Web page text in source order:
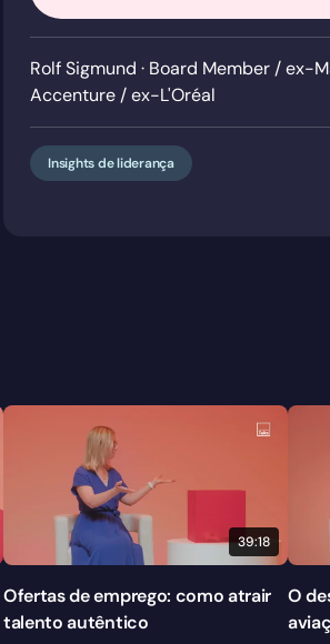
Rolf Sigmund · Board Member / ex-
Accenture / ex-L'Oréal
Insights de liderança
39:18
Ofertas de emprego: como atrair
talento autêntico
O